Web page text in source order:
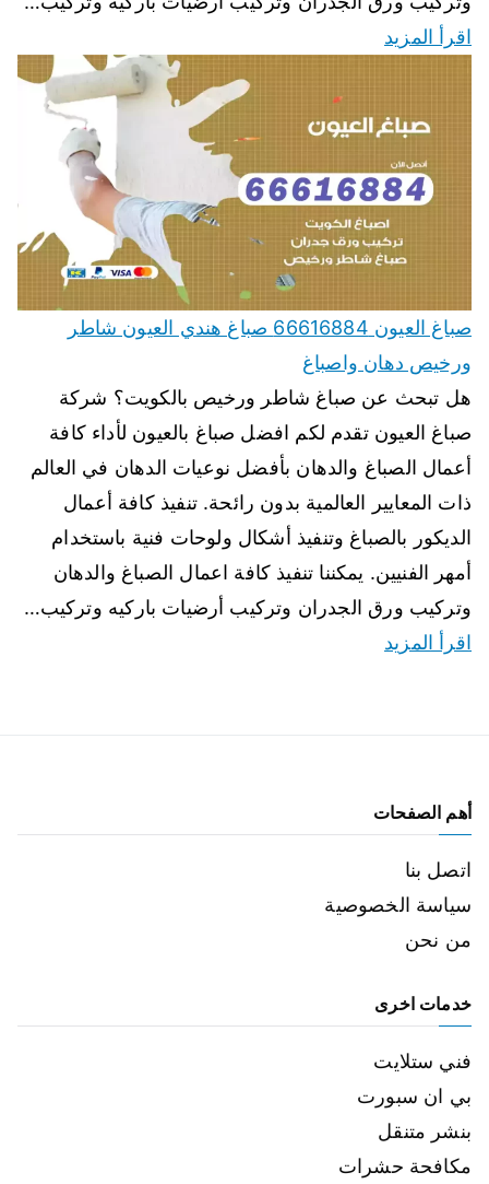
اقرأ المزيد
صباغ العيون 66616884 صباغ هندي العيون شاطر
ورخيص دهان واصباغ
هل تبحث عن صباغ شاطر ورخيص بالكويت؟ شركة
صباغ العيون تقدم لكم افضل صباغ بالعيون لأداء كافة
أعمال الصباغ والدهان بأفضل نوعيات الدهان في العالم
ذات المعايير العالمية بدون رائحة. تنفيذ كافة أعمال
الديكور بالصباغ وتنفيذ أشكال ولوحات فنية باستخدام
أمهر الفنيين. يمكننا تنفيذ كافة اعمال الصباغ والدهان
وتركيب ورق الجدران وتركيب أرضيات باركيه وتركيب…
اقرأ المزيد
أهم الصفحات
اتصل بنا
سياسة الخصوصية
من نحن
خدمات اخرى
فني ستلايت
بي ان سبورت
بنشر متنقل
مكافحة حشرات